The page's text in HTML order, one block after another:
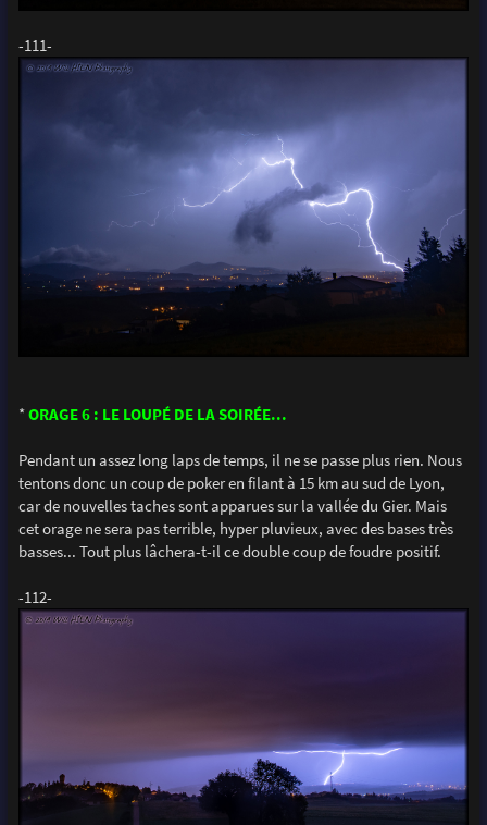
-111-
*ORAGE 6 : LE LOUPÉ DE LA SOIRÉE...
Pendant un assez long laps de temps, il ne se passe plus rien. Nous
tentons donc un coup de poker en filant à 15 km au sud de Lyon,
car de nouvelles taches sont apparues sur la vallée du Gier. Mais
cet orage ne sera pas terrible, hyper pluvieux, avec des bases très
basses... Tout plus lâchera-t-il ce double coup de foudre positif.
-112-